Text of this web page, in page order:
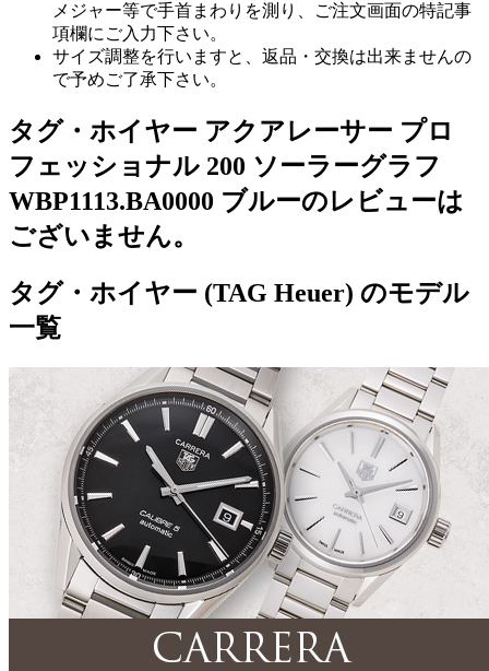
メジャー等で手首まわりを測り、ご注文画面の特記事
項欄にご入力下さい。
サイズ調整を行いますと、返品・交換は出来ませんの
で予めご了承下さい。
タグ・ホイヤー アクアレーサー プロ
フェッショナル 200 ソーラーグラフ
WBP1113.BA0000 ブルーのレビューは
ございません。
タグ・ホイヤー (TAG Heuer) のモデル
一覧